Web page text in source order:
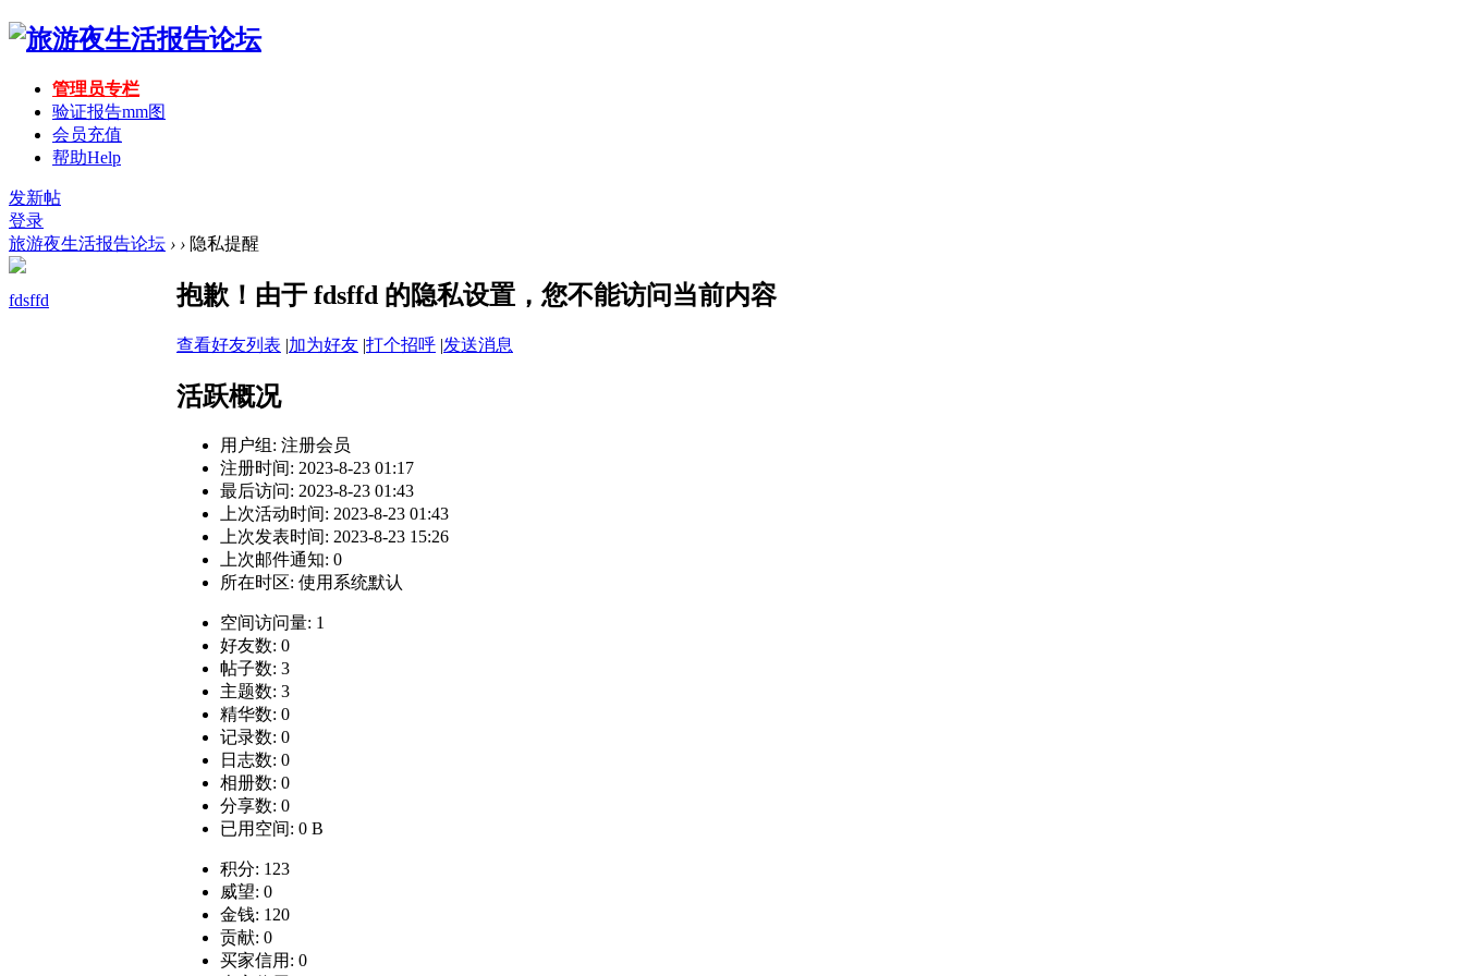
管理员专栏
验证报告mm图
会员充值
帮助Help
发新帖
登录
旅游夜生活报告论坛 › › 隐私提醒
fdsffd 抱歉！由于 fdsffd 的隐私设置，您不能访问当前内容
查看好友列表 |加为好友 |打个招呼 |发送消息
活跃概况
用户组: 注册会员
注册时间: 2023-8-23 01:17
最后访问: 2023-8-23 01:43
上次活动时间: 2023-8-23 01:43
上次发表时间: 2023-8-23 15:26
上次邮件通知: 0
所在时区: 使用系统默认
空间访问量: 1
好友数: 0
帖子数: 3
主题数: 3
精华数: 0
记录数: 0
日志数: 0
相册数: 0
分享数: 0
已用空间: 0 B
积分: 123
威望: 0
金钱: 120
贡献: 0
买家信用: 0